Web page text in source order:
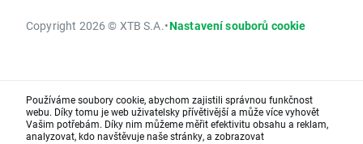
Copyright 2026 © XTB S.A.•Nastavení souborů cookie
Používáme soubory cookie, abychom zajistili správnou funkčnost
webu. Díky tomu je web uživatelsky přívětivější a může více vyhovět
Vašim potřebám. Díky nim můžeme měřit efektivitu obsahu a reklam,
analyzovat, kdo navštěvuje naše stránky, a zobrazovat